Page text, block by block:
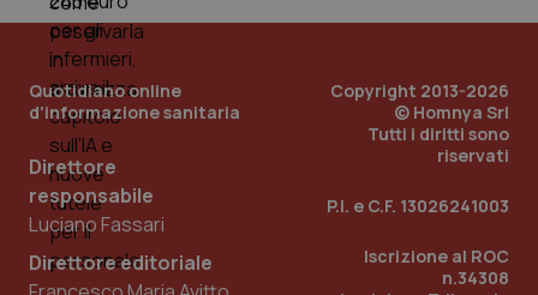
Quotidiano online
d'informazione sanitaria
Direttore
responsabile
Luciano Fassari
Direttore editoriale
Copyright 2013-2026
© Homnya Srl
Tutti i diritti sono
riservati
P.I. e C.F. 13026241003
Iscrizione al ROC
n.34308